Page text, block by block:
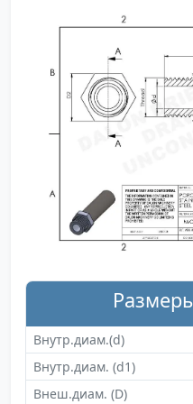
Внутр.диам.(d)
Внутр.диам. (d1)
Внеш.диам. (D)